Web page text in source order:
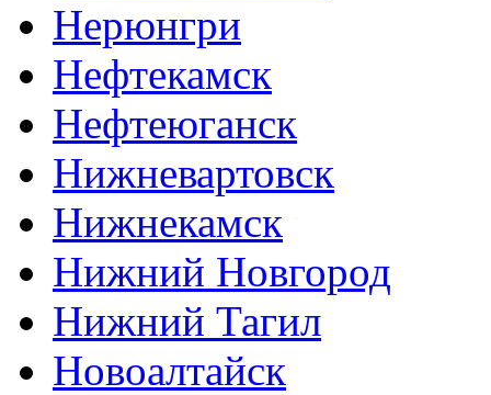
Нерюнгри
Нефтекамск
Нефтеюганск
Нижневартовск
Нижнекамск
Нижний Новгород
Нижний Тагил
Новоалтайск